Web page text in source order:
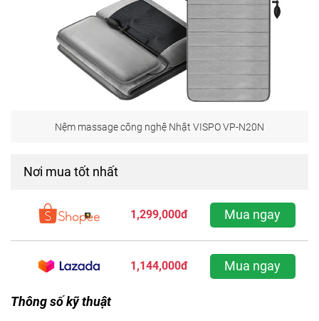
Nệm massage công nghệ Nhật VISPO VP-N20N
Nơi mua tốt nhất
1,299,000đ Mua ngay
1,144,000đ Mua ngay
Thông số kỹ thuật